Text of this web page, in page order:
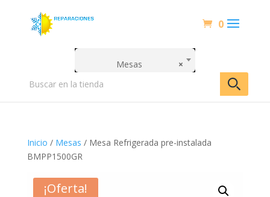
0
×
Mesas
Inicio / Mesas / Mesa Refrigerada pre-instalada
BMPP1500GR
¡Oferta!